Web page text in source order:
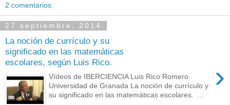
2 comentarios:
27 septiembre, 2014
La noción de currículo y su
significado en las matemáticas
escolares, según Luis Rico.
›
Vídeos de IBERCIENCIA Luis Rico Romero.
Universidad de Granada La noción de currículo y
su significado en las matemáticas escolares. ...